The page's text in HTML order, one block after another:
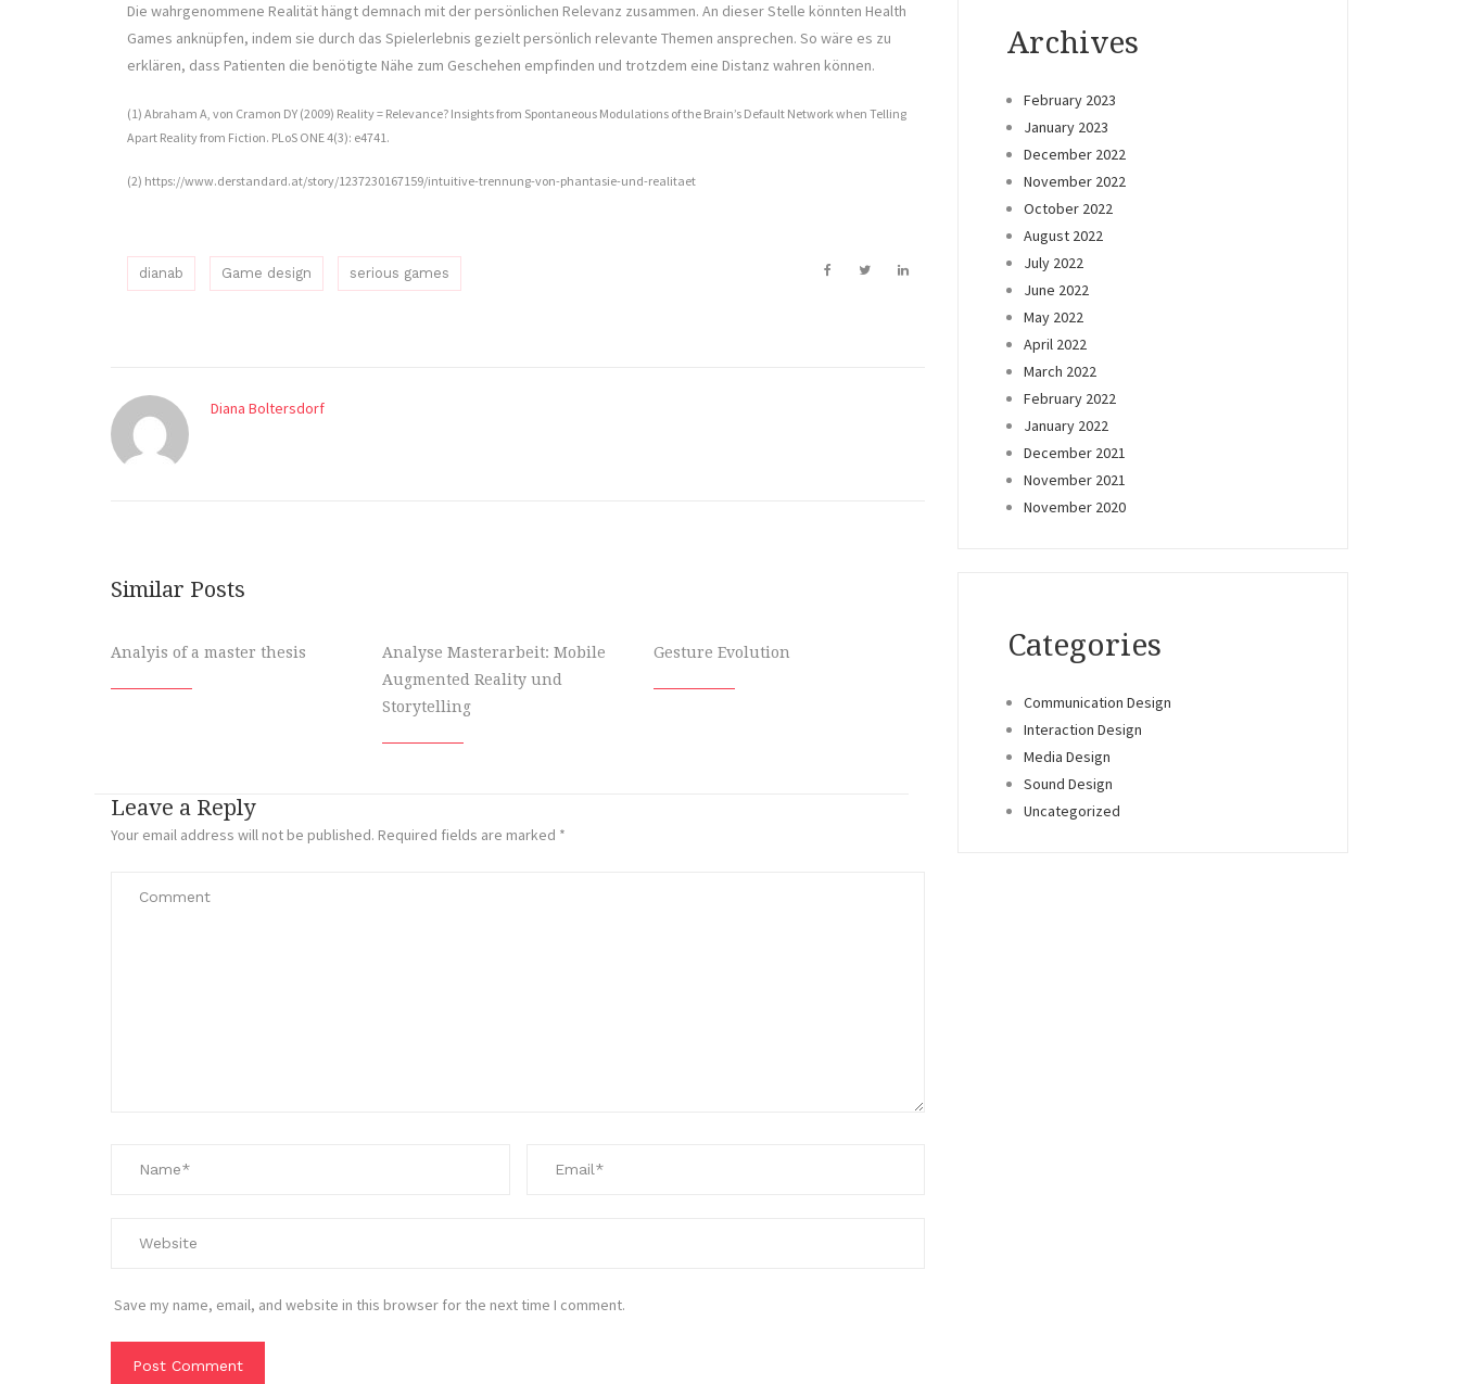
Die wahrgenommene Realität hängt demnach mit der persönlichen Relevanz zusammen. An dieser Stelle könnten Health
Games anknüpfen, indem sie durch das Spielerlebnis gezielt persönlich relevante Themen ansprechen. So wäre es zu
erklären, dass Patienten die benötigte Nähe zum Geschehen empfinden und trotzdem eine Distanz wahren können.
(1) Abraham A, von Cramon DY (2009) Reality = Relevance? Insights from Spontaneous Modulations of the Brain’s Default Network when Telling
Apart Reality from Fiction. PLoS ONE 4(3): e4741.
(2) https://www.derstandard.at/story/1237230167159/intuitive-trennung-von-phantasie-und-realitaet
dianab Game design serious games
Diana Boltersdorf
Similar Posts
Analyis of a master thesis
Analyse Masterarbeit: Mobile
Augmented Reality und
Storytelling
Gesture Evolution
Leave a Reply
Your email address will not be published. Required fields are marked *
Save my name, email, and website in this browser for the next time I comment.
Archives
February 2023
January 2023
December 2022
November 2022
October 2022
August 2022
July 2022
June 2022
May 2022
April 2022
March 2022
February 2022
January 2022
December 2021
November 2021
November 2020
Categories
Communication Design
Interaction Design
Media Design
Sound Design
Uncategorized